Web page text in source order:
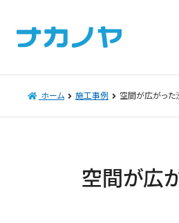
ホーム 施工事例 空間が広がった
空間が広